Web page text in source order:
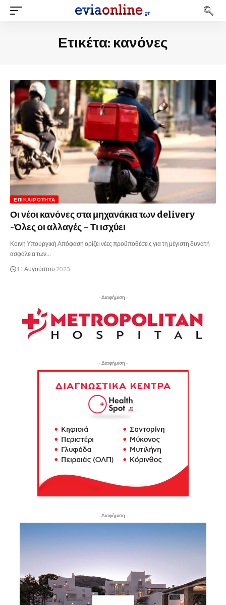
Ετικέτα: κανόνες
ΕΠΙΚΑΙΡΌΤΗΤΑ
Οι νέοι κανόνες στα μηχανάκια των delivery
-Όλες οι αλλαγές – Τι ισχύει
Κοινή Υπουργική Απόφαση ορίζει νέες προϋποθέσεις για τη μέγιστη δυνατή
ασφάλεια των…
11 Αυγούστου 2023
- Διαφήμιση -
- Διαφήμιση -
- Διαφήμιση -